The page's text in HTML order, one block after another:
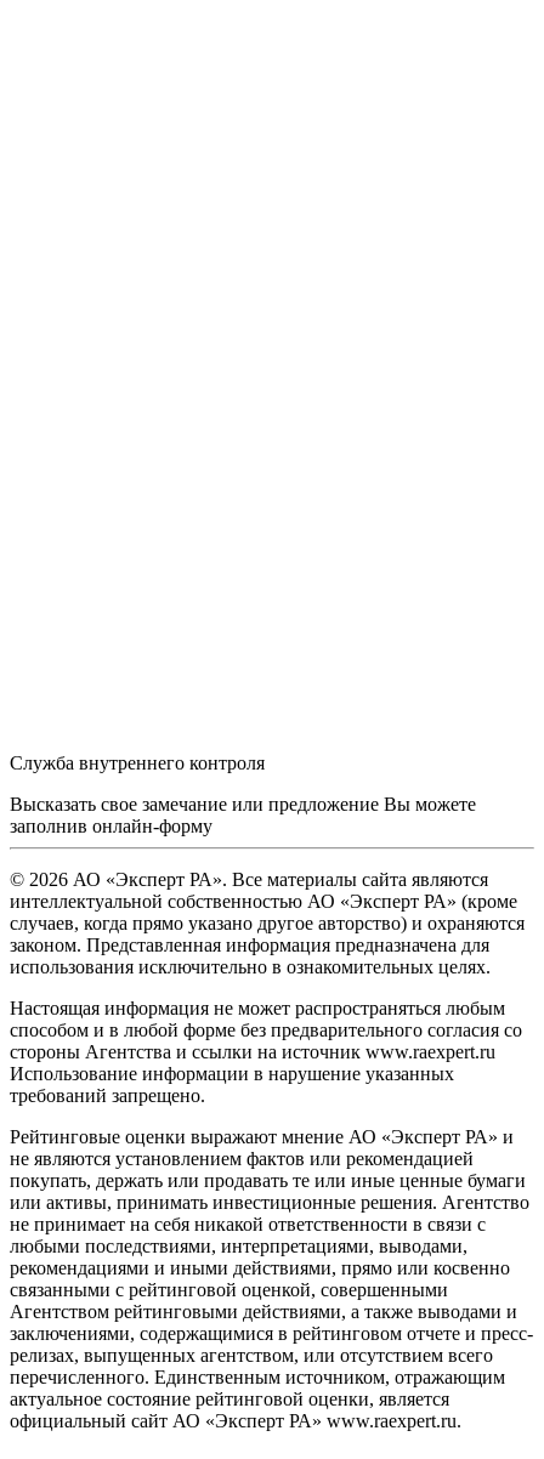
Служба внутреннего контроля
Высказать свое замечание или предложение Вы можете
заполнив онлайн-форму
© 2026 АО «Эксперт РА». Все материалы сайта являются
интеллектуальной собственностью АО «Эксперт РА» (кроме
случаев, когда прямо указано другое авторство) и охраняются
законом. Представленная информация предназначена для
использования исключительно в ознакомительных целях.
Настоящая информация не может распространяться любым
способом и в любой форме без предварительного согласия со
стороны Агентства и ссылки на источник www.raexpert.ru
Использование информации в нарушение указанных
требований запрещено.
Рейтинговые оценки выражают мнение АО «Эксперт РА» и
не являются установлением фактов или рекомендацией
покупать, держать или продавать те или иные ценные бумаги
или активы, принимать инвестиционные решения. Агентство
не принимает на себя никакой ответственности в связи с
любыми последствиями, интерпретациями, выводами,
рекомендациями и иными действиями, прямо или косвенно
связанными с рейтинговой оценкой, совершенными
Агентством рейтинговыми действиями, а также выводами и
заключениями, содержащимися в рейтинговом отчете и пресс-
релизах, выпущенных агентством, или отсутствием всего
перечисленного. Единственным источником, отражающим
актуальное состояние рейтинговой оценки, является
официальный сайт АО «Эксперт РА» www.raexpert.ru.